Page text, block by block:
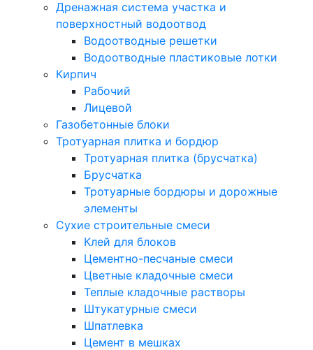
Дренажная система участка и
поверхностный водоотвод
Водоотводные решетки
Водоотводные пластиковые лотки
Кирпич
Рабочий
Лицевой
Газобетонные блоки
Тротуарная плитка и бордюр
Тротуарная плитка (брусчатка)
Брусчатка
Тротуарные бордюры и дорожные
элементы
Сухие строительные смеси
Клей для блоков
Цементно-песчаные смеси
Цветные кладочные смеси
Теплые кладочные растворы
Штукатурные смеси
Шпатлевка
Цемент в мешках